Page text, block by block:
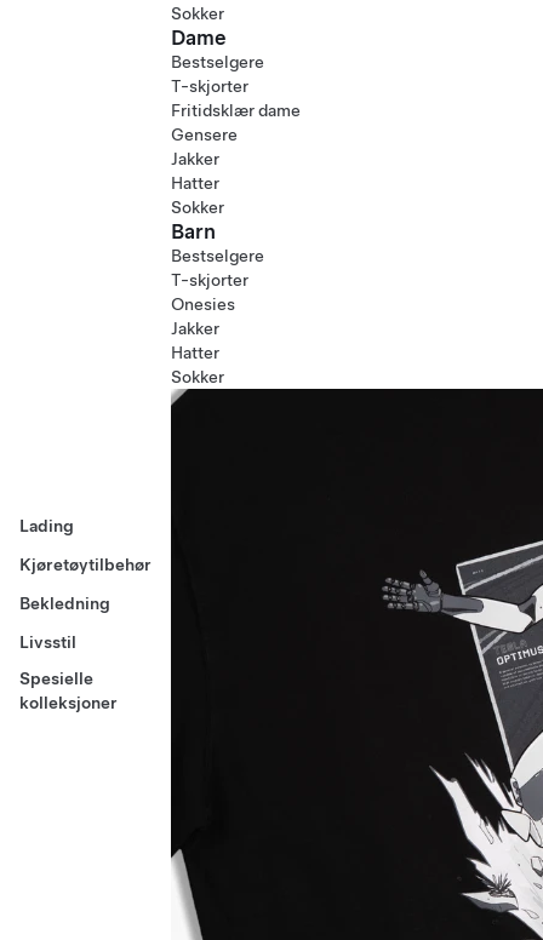
Lading
Kjøretøytilbehør
Bekledning
Livsstil
Spesielle
kolleksjoner
Sokker
Dame
Bestselgere
T-skjorter
Fritidsklær dame
Gensere
Jakker
Hatter
Sokker
Barn
Bestselgere
T-skjorter
Onesies
Jakker
Hatter
Sokker